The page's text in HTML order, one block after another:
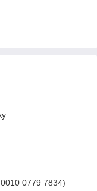
0779 7834)